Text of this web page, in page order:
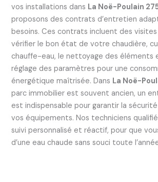
vos installations dans La Noë-Poulain
proposons des contrats d’entretien
besoins. Ces contrats incluent des
vérifier le bon état de votre chaudière,
chauffe-eau, le nettoyage des éléments
réglage des paramètres pour une
énergétique maîtrisée. Dans La Noë-
parc immobilier est souvent ancien, un
est indispensable pour garantir la
vos équipements. Nos techniciens
suivi personnalisé et réactif, pour que
d’une eau chaude sans souci toute